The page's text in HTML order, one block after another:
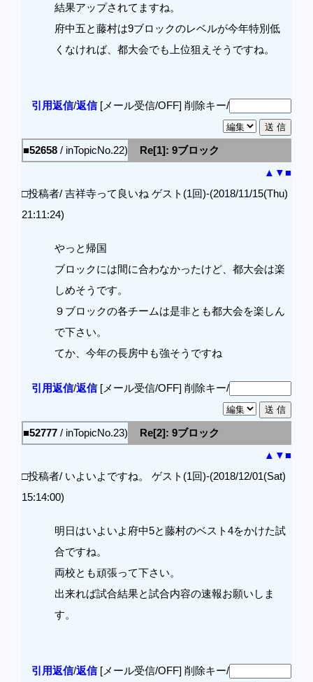
結果アップされてますね。
府中五と藤村は9ブロックのレベルが今年特別低
くなければ、都大会でも上位狙えそうですね。
引用返信/返信[メール受信/OFF] 削除キー/
■52658 / inTopicNo.22)
Re[1]: 9ブロック
▲ ▼■
□投稿者/ 吉祥寺って良いね ゲスト(1回)-(2018/11/15(Thu)
21:11:24)
やっと帰国
ブロックには間に合わなかったけど、都大会は楽
しめそうです。
９ブロックの各チームは是非とも都大会を楽しん
で下さい。
てか、今年の長房中も強そうですね
引用返信/返信[メール受信/OFF] 削除キー/
■52777 / inTopicNo.23)
Re[2]: 9ブロック
▲ ▼■
□投稿者/ いよいよですね。 ゲスト(1回)-(2018/12/01(Sat)
15:14:00)
明日はいよいよ府中5と藤村のベスト4をかけた試
合ですね。
両校とも頑張って下さい。
出来れば試合結果と試合内容の速報お願いしま
す。
引用返信/返信[メール受信/OFF] 削除キー/